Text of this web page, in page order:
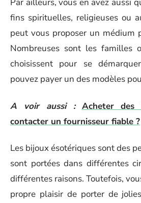
fins spirituelles, religieuses ou
peut vous proposer un médium
Nombreuses sont les familles
choisissent pour se
pouvez payer un des modèles
A voir aussi : Acheter
contacter un fournisseur fiable ?
Les bijoux ésotériques sont des
sont portées dans différentes
différentes raisons. Toutefois,
propre plaisir de porter de